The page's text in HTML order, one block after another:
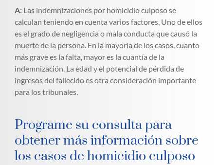
A: Las indemnizaciones por homicidio culposo se
calculan teniendo en cuenta varios factores. Uno de ellos
es el grado de negligencia o mala conducta que causó la
muerte de la persona. En la mayoría de los casos, cuanto
más grave es la falta, mayor es la cuantía de la
indemnización. La edad y el potencial de pérdida de
ingresos del fallecido es otra consideración importante
para los tribunales.
Programe su consulta para
obtener más información sobre
los casos de homicidio culposo